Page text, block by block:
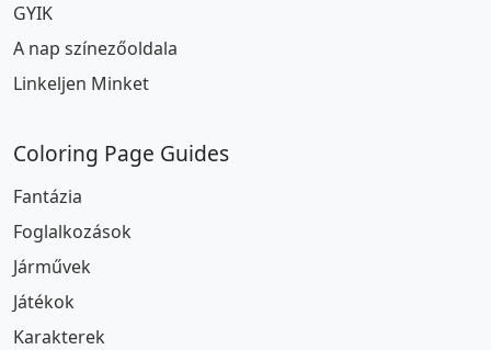
GYIK
A nap színezőoldala
Linkeljen Minket
Coloring Page Guides
Fantázia
Foglalkozások
Járművek
Játékok
Karakterek